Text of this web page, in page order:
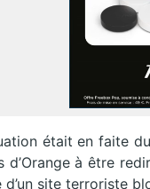
était en faite
d’Orange à être
d’un site terroriste